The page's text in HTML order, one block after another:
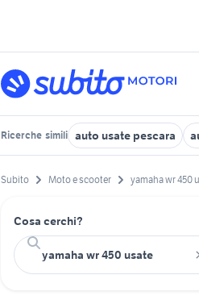
Ricerche simili auto usate pescara
Subito Moto e scooter yamaha wr 450
Cosa cerchi?